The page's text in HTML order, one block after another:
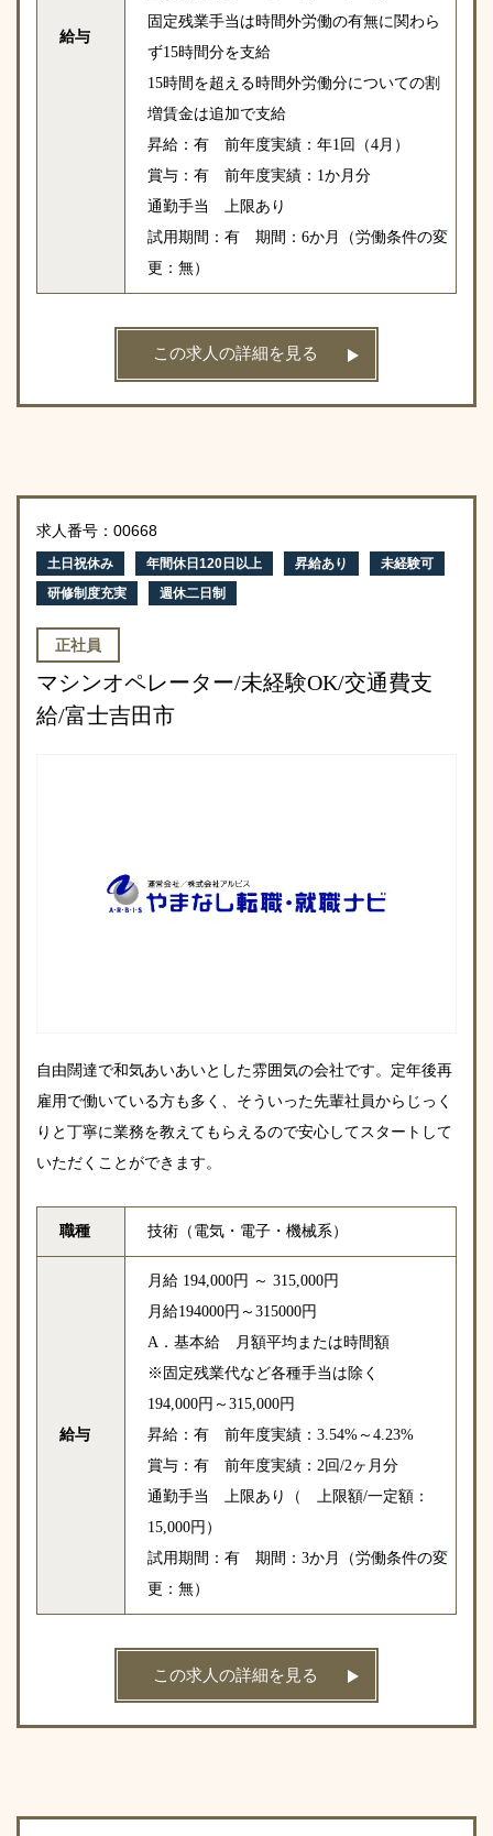
給与
固定残業手当は時間外労働の有無に関わら
ず15時間分を支給
15時間を超える時間外労働分についての割
増賃金は追加で支給
昇給：有 前年度実績：年1回（4月）
賞与：有 前年度実績：1か月分
通勤手当 上限あり
試用期間：有 期間：6か月（労働条件の変
更：無）
この求人の詳細を見る
求人番号：00668
土日祝休み 年間休日120日以上 昇給あり
未経験可
研修制度充実
週休二日制
正社員
マシンオペレーター/未経験OK/交通費支
給/富士吉田市
自由闊達で和気あいあいとした雰囲気の会社です。定年後再
雇用で働いている方も多く、そういった先輩社員からじっく
りと丁寧に業務を教えてもらえるので安心してスタートして
いただくことができます。
職種 技術（電気・電子・機械系）
給与
月給 194,000円 ～ 315,000円
月給194000円～315000円
A．基本給 月額平均または時間額
※固定残業代など各種手当は除く
194,000円～315,000円
昇給：有 前年度実績：3.54%～4.23%
賞与：有 前年度実績：2回/2ヶ月分
通勤手当 上限あり（ 上限額/一定額：
15,000円）
試用期間：有 期間：3か月（労働条件の変
更：無）
この求人の詳細を見る